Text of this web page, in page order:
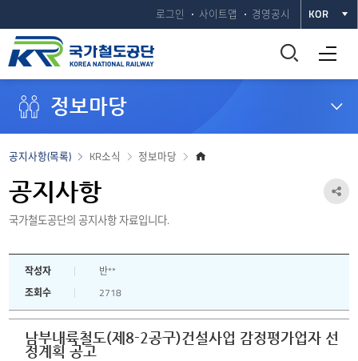
로그인 사이트맵 경영공시 KOR
통
합
기
전체메뉴 열기
정보마당
홈
정보마당
KR소식
공지사항(목록)
공지사항
국가철도공단의 공지사항 자료입니다.
공
작성자
반**
조회수
2718
남부내륙철도(제8-2공구)건설사업 감정평가업자 선
정계획 공고